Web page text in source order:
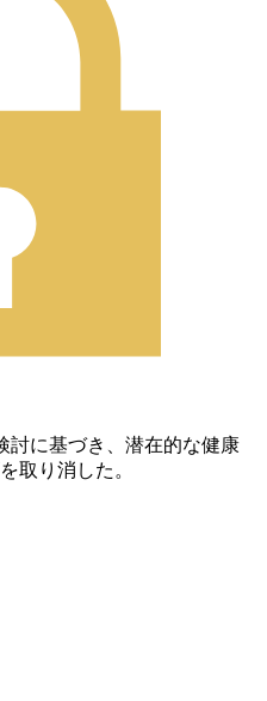
討に基づき、潜在的な健康
取り消した。